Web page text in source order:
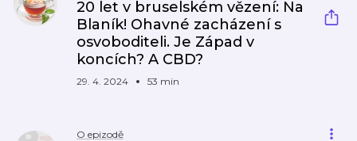
20 let v bruselském vězení: Na
Blaník! Ohavné zacházení s
osvoboditeli. Je Západ v
koncích? A CBD?
29. 4. 2024 53 min
O epizodě